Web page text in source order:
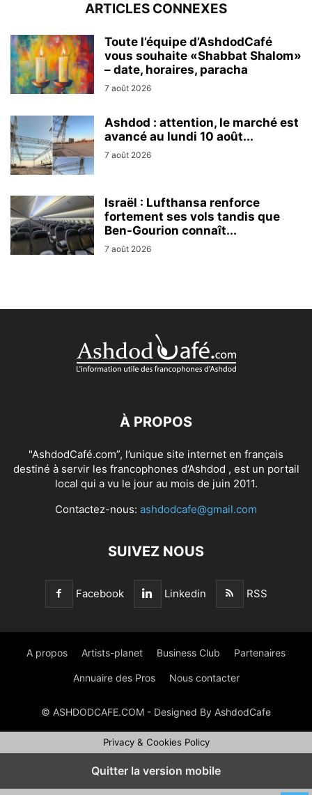
ARTICLES CONNEXES
Toute l’équipe d’AshdodCafé
vous souhaite «Shabbat Shalom»
– date, horaires, paracha
7 août 2026
Ashdod : attention, le marché est
avancé au lundi 10 août...
7 août 2026
Israël : Lufthansa renforce
fortement ses vols tandis que
Ben-Gourion connaît...
7 août 2026
À PROPOS
"AshdodCafé.com”, l’unique site internet en français
destiné à servir les francophones d’Ashdod , est un portail
local qui a vu le jour au mois de juin 2011.
Contactez-nous: ashdodcafe@gmail.com
SUIVEZ NOUS
Facebook Linkedin RSS
A propos Artists-planet Business Club Partenaires
Annuaire des Pros Nous contacter
© ASHDODCAFE.COM - Designed By AshdodCafe
Privacy & Cookies Policy
Quitter la version mobile